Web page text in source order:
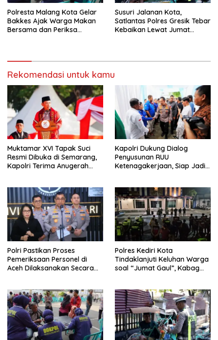
Polresta Malang Kota Gelar
Bakkes Ajak Warga Makan
Bersama dan Periksa
Susuri Jalanan Kota,
Satlantas Polres Gresik Tebar
Kebaikan Lewat Jumat
Rekomendasi untuk kamu
Muktamar XVI Tapak Suci
Resmi Dibuka di Semarang,
Kapolri Terima Anugerah
Kapolri Dukung Dialog
Penyusunan RUU
Ketenagakerjaan, Siap Jadi
Polri Pastikan Proses
Pemeriksaan Personel di
Aceh Dilaksanakan Secara
Polres Kediri Kota
Tindaklanjuti Keluhan Warga
soal “Jumat Gaul”, Kabag
Ketenteraman Masyarakat